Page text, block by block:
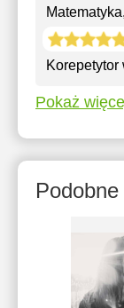
Matematyka
Korepetytor
Pokaż